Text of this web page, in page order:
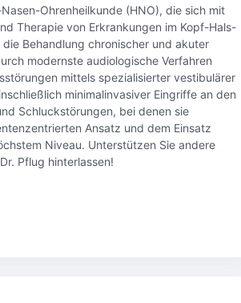
Ohrenheilkunde (HNO), die sich mit
Therapie von Erkrankungen im Kopf-Hals-
Behandlung chronischer und akuter
modernste audiologische Verfahren
mittels spezialisierter vestibulärer
minimalinvasiver Eingriffe an den
Schluckstörungen, bei denen sie
Ansatz und dem Einsatz
Niveau. Unterstützen Sie andere
Pflug hinterlassen!